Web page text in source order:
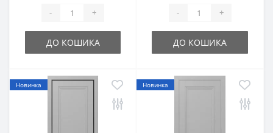
- +
ДО КОШИКА
- +
ДО КОШИКА
Новинка Новинка